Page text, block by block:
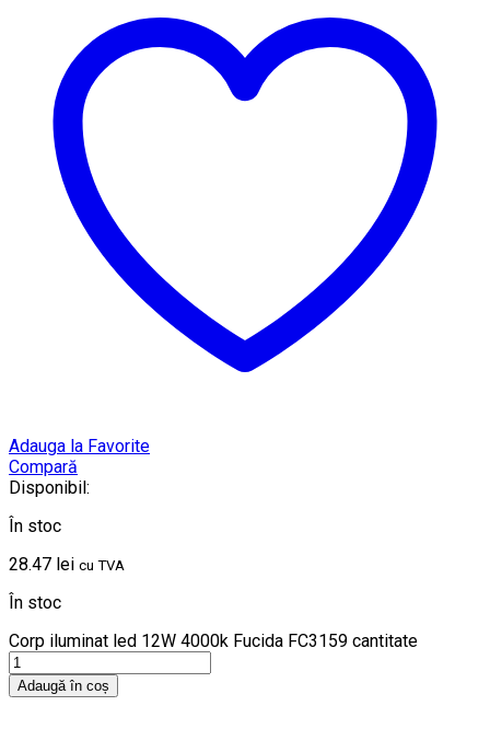
Adauga la Favorite
Compară
Disponibil:
În stoc
28.47 lei cu TVA
În stoc
Corp iluminat led 12W 4000k Fucida FC3159 cantitate
Adaugă în coș